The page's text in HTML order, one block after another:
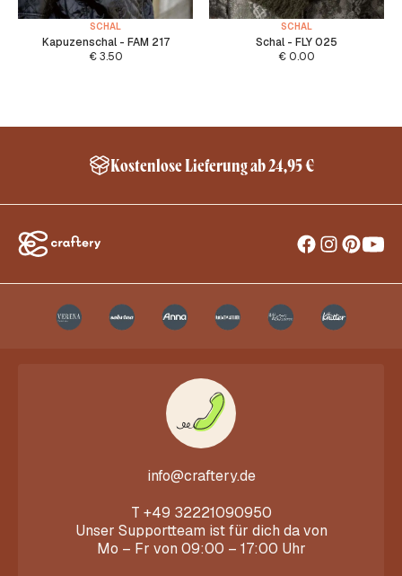
SCHAL
Kapuzenschal - FAM 217
€3.50
SCHAL
Schal - FLY 025
€ 0.00
Kostenlose Lieferung ab 24,95 €
info@craftery.de
T +49 32221090950
Unser Supportteam ist für dich da von
Mo – Fr von 09:00 – 17:00 Uhr